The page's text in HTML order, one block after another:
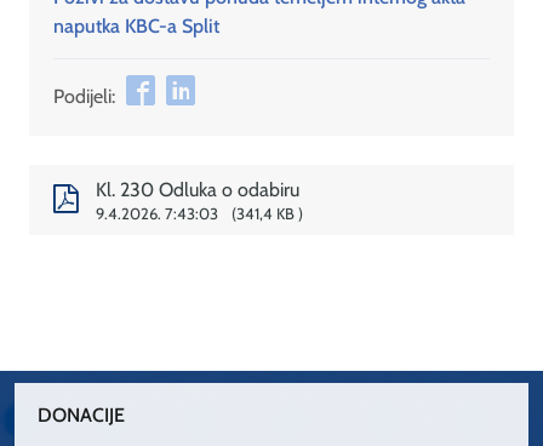
naputka KBC-a Split
Podijeli:
Kl. 230 Odluka o odabiru
9.4.2026. 7:43:03 341,4 KB
DONACIJE